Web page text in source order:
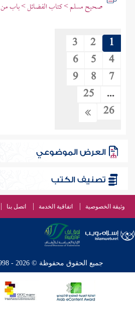
صحيح مسلم > كتاب الفضائل > باب من
1
2
3
4
5
6
7
8
9
...
25
26
العرض الموضوعي
تصنيف الكتب
وثيقة الخصوصية اتفاقية الخدمة اتصل بنا
جميع الحقوق محفوظة © 2026 - 1998 لشبكة إسلام ويب